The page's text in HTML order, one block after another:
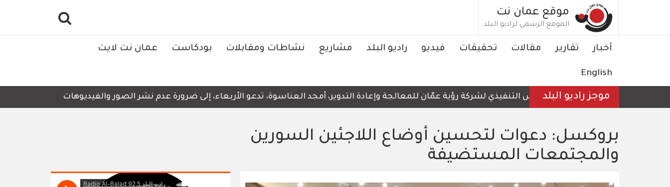
موقع عمان نت
الموقع الرسمي لراديو البلد
Main
أخبار تقارير مقالات تحقيقات فيديو راديو البلد مشاريع نشاطات ومقابلات بودكاست عمان نت لايت
English
موجز راديو البلدالرئيس التنفيذي لشركة رؤية عمّان للمعالجة وإعادة التدوير، أمجد العناسوة، تدعو الأربعاء، إلى ضرورة عدم نشر الصور والفيديوهات التي لا تحتوي على أي
بروكسل: دعوات لتحسين أوضاع اللاجئين السورين
والمجتمعات المستضيفة